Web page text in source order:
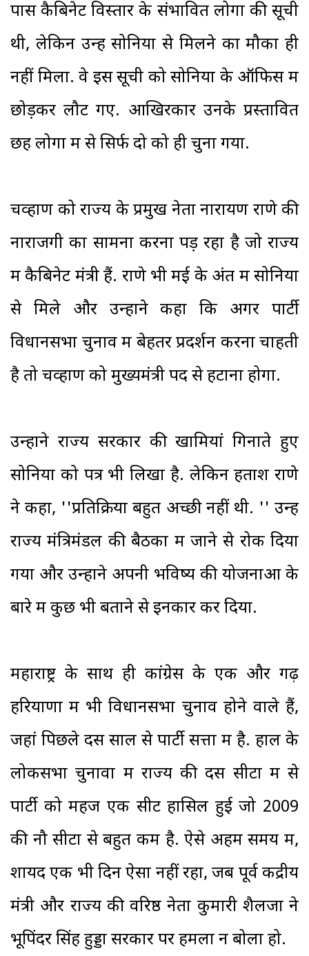
पास कैबिनेट विस्तार के संभावित लोगों की सूची
थी, लेकिन उन्हें सोनिया से मिलने का मौका ही
नहीं मिला. वे इस सूची को सोनिया के ऑफिस में
छोड़कर लौट गए. आखिरकार उनके प्रस्तावित
छह लोगों में से सिर्फ दो को ही चुना गया.
चव्हाण को राज्य के प्रमुख नेता नारायण राणे की
नाराजगी का सामना करना पड़ रहा है जो राज्य
में कैबिनेट मंत्री हैं. राणे भी मई के अंत में सोनिया
से मिले और उन्होंने कहा कि अगर पार्टी
विधानसभा चुनाव में बेहतर प्रदर्शन करना चाहती
है तो चव्हाण को मुख्यमंत्री पद से हटाना होगा.
उन्होंने राज्य सरकार की खामियां गिनाते हुए
सोनिया को पत्र भी लिखा है. लेकिन हताश राणे
ने कहा, ''प्रतिक्रिया बहुत अच्छी नहीं थी. '' उन्हें
राज्य मंत्रिमंडल की बैठकों में जाने से रोक दिया
गया और उन्होंने अपनी भविष्य की योजनाओं के
बारे में कुछ भी बताने से इनकार कर दिया.
महाराष्ट्र के साथ ही कांग्रेस के एक और गढ़
हरियाणा में भी विधानसभा चुनाव होने वाले हैं,
जहां पिछले दस साल से पार्टी सत्ता में है. हाल के
लोकसभा चुनावों में राज्य की दस सीटों में से
पार्टी को महज एक सीट हासिल हुई जो 2009
की नौ सीटों से बहुत कम है. ऐसे अहम समय में,
शायद एक भी दिन ऐसा नहीं रहा, जब पूर्व केंद्रीय
मंत्री और राज्य की वरिष्ठ नेता कुमारी शैलजा ने
भूपिंदर सिंह हुड्डा सरकार पर हमला न बोला हो.